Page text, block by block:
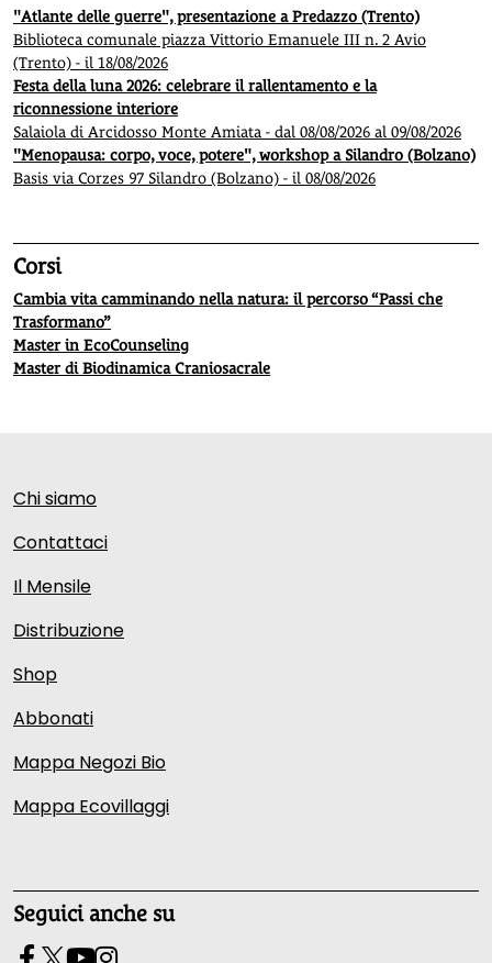
"Atlante delle guerre", presentazione a Predazzo (Trento)
Biblioteca comunale piazza Vittorio Emanuele III n. 2 Avio
(Trento) - il 18/08/2026
Festa della luna 2026: celebrare il rallentamento e la
riconnessione interiore
Salaiola di Arcidosso Monte Amiata - dal 08/08/2026 al 09/08/2026
"Menopausa: corpo, voce, potere", workshop a Silandro (Bolzano)
Basis via Corzes 97 Silandro (Bolzano) - il 08/08/2026
Corsi
Cambia vita camminando nella natura: il percorso “Passi che
Trasformano”
Master in EcoCounseling
Master di Biodinamica Craniosacrale
Chi siamo
Contattaci
Il Mensile
Distribuzione
Shop
Abbonati
Mappa Negozi Bio
Mappa Ecovillaggi
Seguici anche su